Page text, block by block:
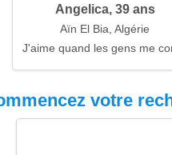
Angelica, 39 ans
Aïn El Bia, Algérie
J'aime quand les gens me
votre